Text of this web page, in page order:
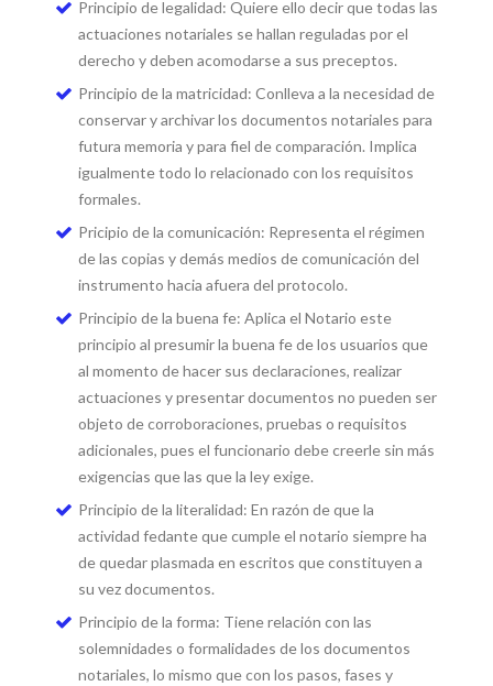
Principio de legalidad: Quiere ello decir que todas las
actuaciones notariales se hallan reguladas por el
derecho y deben acomodarse a sus preceptos.
Principio de la matricidad: Conlleva a la necesidad de
conservar y archivar los documentos notariales para
futura memoria y para fiel de comparación. Implica
igualmente todo lo relacionado con los requisitos
formales.
Pricipio de la comunicación: Representa el régimen
de las copias y demás medios de comunicación del
instrumento hacia afuera del protocolo.
Principio de la buena fe: Aplica el Notario este
principio al presumir la buena fe de los usuarios que
al momento de hacer sus declaraciones, realizar
actuaciones y presentar documentos no pueden ser
objeto de corroboraciones, pruebas o requisitos
adicionales, pues el funcionario debe creerle sin más
exigencias que las que la ley exige.
Principio de la literalidad: En razón de que la
actividad fedante que cumple el notario siempre ha
de quedar plasmada en escritos que constituyen a
su vez documentos.
Principio de la forma: Tiene relación con las
solemnidades o formalidades de los documentos
notariales, lo mismo que con los pasos, fases y